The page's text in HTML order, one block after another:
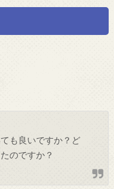
も良いですか？ど
のですか？